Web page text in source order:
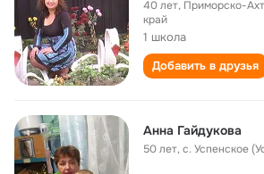
40 лет, Приморско-
край
1 школа
Добавить в друзья
Анна Гайдукова
50 лет,с. Успенское